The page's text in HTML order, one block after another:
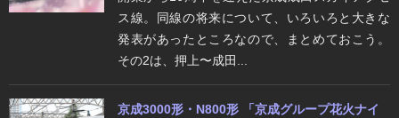
ス線。同線の将来について、いろいろと大きな
発表があったところなので、まとめておこう。
その2は、押上〜成田...
京成3000形・N800形 「京成グループ花火ナイ